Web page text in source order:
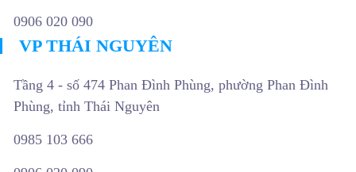
0906 020 090
VP THÁI NGUYÊN
Tầng 4 - số 474 Phan Đình Phùng, phường Phan Đình
Phùng, tỉnh Thái Nguyên
0985 103 666